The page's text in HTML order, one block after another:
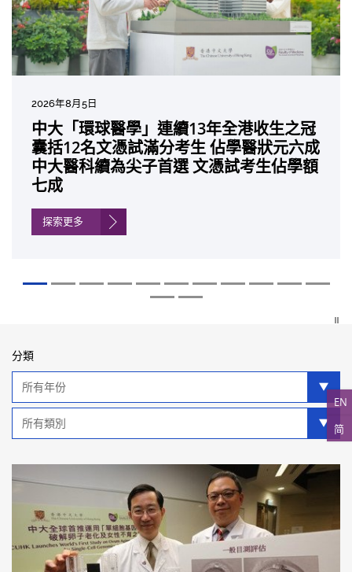
EN
简
2026年8月5日
中大「環球醫學」連續13年全港收生之冠
囊括12名文憑試滿分考生 佔學醫狀元六成
中大醫科續為尖子首選 文憑試考生佔學額
七成
探索更多
2026年7月10日
中大研發「AI-OCT」系統助測糖尿黃斑水
腫 假陽性轉介個案銳減六成 縮短患者輪
候診症時間
2026年7月10日
中大黃秀娟教授獲頒中國工程界最高榮譽
「光華工程科技獎」 成為今屆醫藥衞生領
域唯一香港學者
2026年7月7日
中大新設「香港中文大學鳳凰獎學金」嘉
許公開試狀元 鼓勵學醫狀元走出課堂放眼
世界 裝備21世紀妙手仁醫
2026年6月29日
中大全新一站式PGT-Plus方案 精準辨識
傳統檢測中複雜基因異常「盲點」 降低人
工受孕流產及異常妊娠風險
2026年6月22日
中大發現青光眼治療新靶點 小鼠實驗證實
可恢復七成視力 有助開創嶄新神經保護療
法
2026年6月17日
中大成功拆解肝癌免疫治療耐藥性機制 揭
一種免疫細胞具「除廢餵食」新功能助癌
細胞耐藥性
2026年6月10日
中大與多名全球專家共同牽頭跨國肺癌研
究 逾半晚期ALK陽性肺癌病人七年無惡化
因特定基因異常而引起的肺癌有望變成
「慢性病」 患者可與病共存
探索更多
2026年6月5日
中大教授陳重娥獲頒「清野裕傑出領袖
獎」 成為本港首名學者榮膺亞洲糖尿病教
研最高榮譽
2026年6月2日
中大匯聚逾200位區域專家 探討私人醫療
保險如何推動全民健康覆蓋
探索更多
2026年5月19日
中大張源津醫生成首位亞洲研究員 榮獲國
際泌尿科權威獎項John K. Lattimer 講座
獎
2026年5月14日
中大取得「從實驗室到臨床應用」研究突
破 初步證實GLP-1藥物可改善嚴重中風康
復情況
分類
類
類